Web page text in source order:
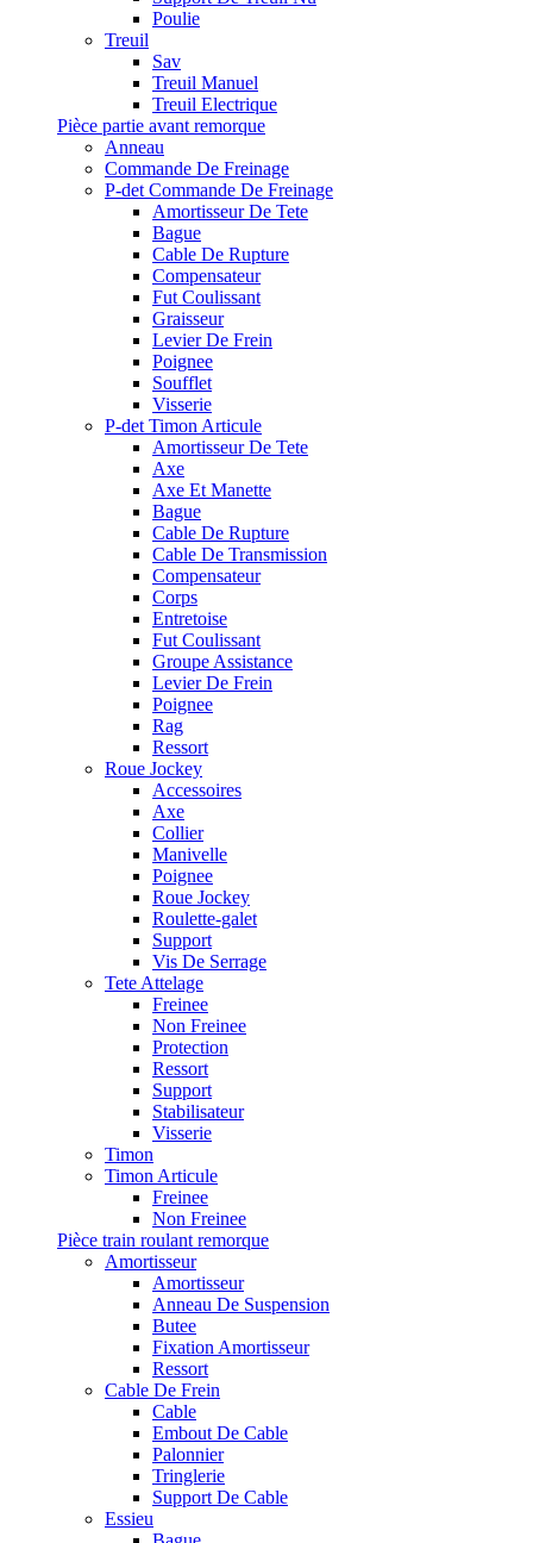
Poulie
Treuil
Sav
Treuil Manuel
Treuil Electrique
Pièce partie avant remorque
Anneau
Commande De Freinage
P-det Commande De Freinage
Amortisseur De Tete
Bague
Cable De Rupture
Compensateur
Fut Coulissant
Graisseur
Levier De Frein
Poignee
Soufflet
Visserie
P-det Timon Articule
Amortisseur De Tete
Axe
Axe Et Manette
Bague
Cable De Rupture
Cable De Transmission
Compensateur
Corps
Entretoise
Fut Coulissant
Groupe Assistance
Levier De Frein
Poignee
Rag
Ressort
Roue Jockey
Accessoires
Axe
Collier
Manivelle
Poignee
Roue Jockey
Roulette-galet
Support
Vis De Serrage
Tete Attelage
Freinee
Non Freinee
Protection
Ressort
Support
Stabilisateur
Visserie
Timon
Timon Articule
Freinee
Non Freinee
Pièce train roulant remorque
Amortisseur
Amortisseur
Anneau De Suspension
Butee
Fixation Amortisseur
Ressort
Cable De Frein
Cable
Embout De Cable
Palonnier
Tringlerie
Support De Cable
Essieu